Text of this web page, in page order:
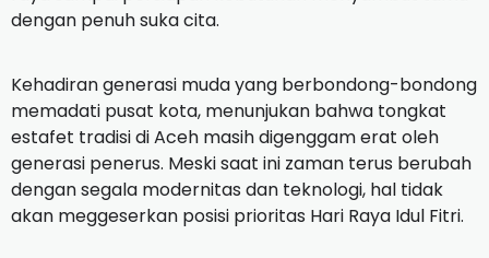
dengan penuh suka cita.
Kehadiran generasi muda yang berbondong-bondong
memadati pusat kota, menunjukan bahwa tongkat
estafet tradisi di Aceh masih digenggam erat oleh
generasi penerus. Meski saat ini zaman terus berubah
dengan segala modernitas dan teknologi, hal tidak
akan meggeserkan posisi prioritas Hari Raya Idul Fitri.